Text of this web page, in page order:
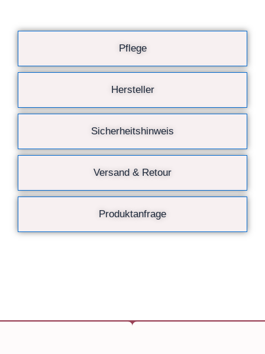
Pflege
Hersteller
Sicherheitshinweis
Versand & Retour
Produktanfrage